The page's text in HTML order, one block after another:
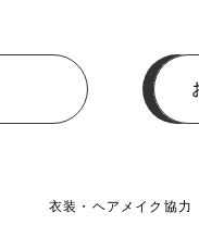
衣装・ヘアメイク協力